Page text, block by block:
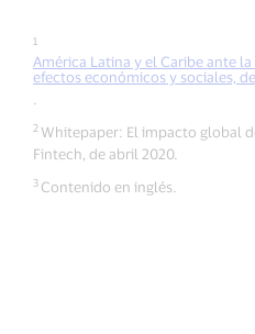
1
América Latina y el Caribe ante
efectos económicos y sociales,
2 Whitepaper: El impacto global
Fintech, de abril 2020.
3 Contenido en inglés.